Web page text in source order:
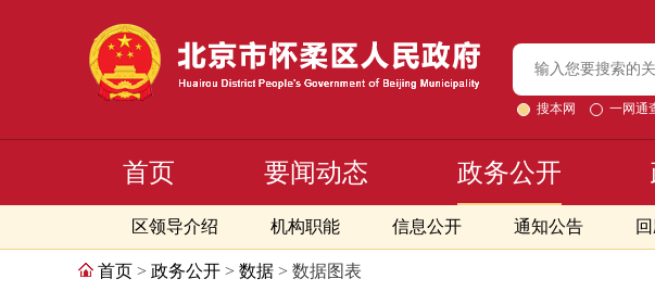
搜本网 一网通
首页 要闻动态 政务公开
区领导介绍 机构职能 信息公开 通知公告
首页 > 政务公开 > 数据 > 数据图表